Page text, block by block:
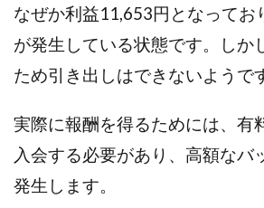
なぜか利益11,653円となってお
が発生している状態です。しか
ため引き出しはできないようで
実際に報酬を得るためには、有
入会する必要があり、高額なバ
発生します。